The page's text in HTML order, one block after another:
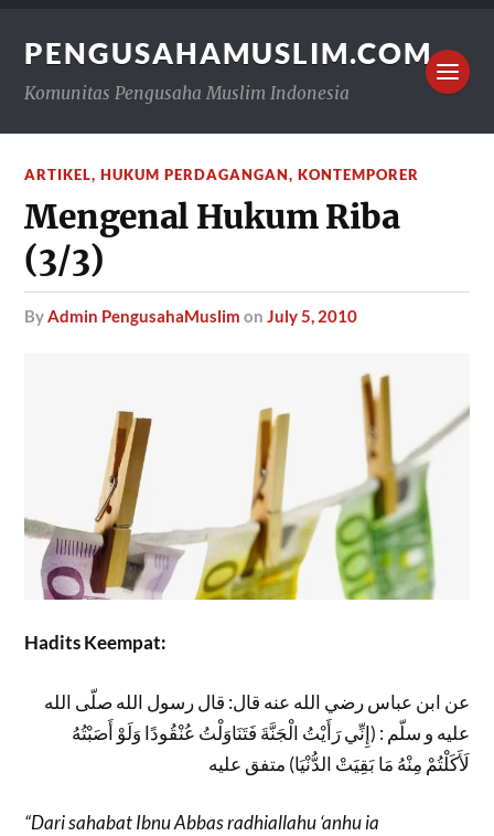
PENGUSAHAMUSLIM.COM
Komunitas Pengusaha Muslim Indonesia
ARTIKEL,HUKUM PERDAGANGAN,KONTEMPORER
Mengenal Hukum Riba
(3/3)
byAdmin PengusahaMuslim onJuly 5, 2010
Hadits Keempat:
عن ابن عباس رضي الله عنه قال: قال رسول الله صلّى الله
عليه و سلّم : (إِنِّي رَأَيْتُ الْجَنَّةَ فَتَنَاوَلْتُ عُنْقُودًا وَلَوْ أَصَبْتُهُ
لَأَكَلْتُمْ مِنْهُ مَا بَقِيَتْ الدُّنْيَا) متفق عليه
“Dari sahabat Ibnu Abbas radhiallahu ‘anhu ia